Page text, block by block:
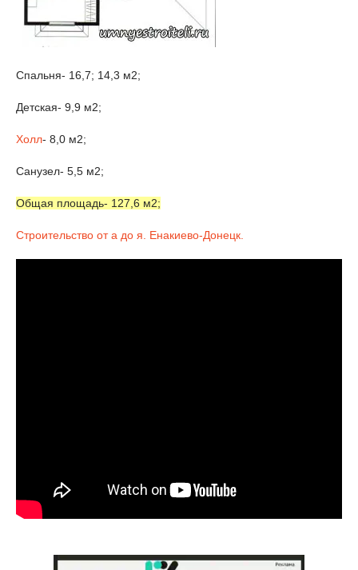
Спальня- 16,7; 14,3 м2;
Детская- 9,9 м2;
Холл- 8,0 м2;
Санузел- 5,5 м2;
Общая площадь- 127,6 м2;
Строительство от а до я. Енакиево-Донецк.